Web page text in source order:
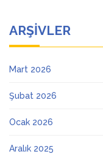
ARŞIVLER
Mart 2026
Şubat 2026
Ocak 2026
Aralık 2025